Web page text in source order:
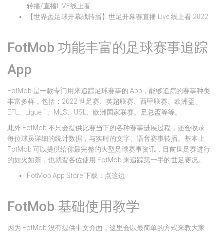
转播/直播LIVE线上看
【世界盃足球开幕战转播】世足开幕赛直播 Live 线上看 2022
FotMob 功能丰富的足球赛事追踪
App
FotMob 是一款专门用来追踪足球赛事的 App，能够追踪的赛事种类
丰富多样，包括：2022 世足赛、英超联赛、西甲联赛、欧洲盃、
EFL、Ligue 1、MLS、USL、欧洲国家联赛、足总盃等等。
此外 FotMob 不只会提供比赛当下的各种赛事进展过程，还会收录
每位球员详细的统计数据，与实时的文字、语音赛事转播。基本上
FotMob 可以提供给你最完整的大型足球赛事资讯，目前世足赛进行
的如火如荼，也就蛮各位使用 FotMob 来追踪第一手的世足赛况。
FotMob App Store 下载：点这边
FotMob 基础使用教学
因为 FotMob 没有提供中文介面，这里会以最简单的方式来教大家